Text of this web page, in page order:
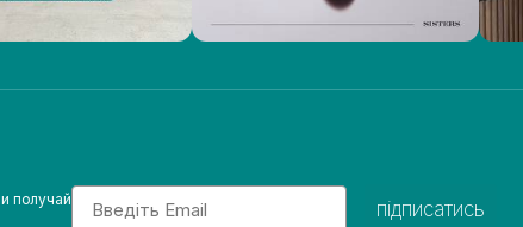
и получайEmail
підписатись